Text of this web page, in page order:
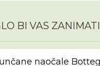
BI VAS ZANIMATI